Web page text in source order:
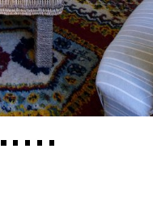
13 14 15 16 17